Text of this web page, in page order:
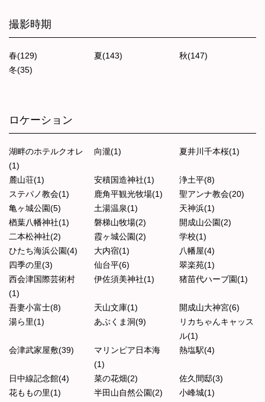
撮影時期
春(129) 夏(143)
秋(147)
冬(35)
ロケーション
湖畔のホテルクオレ
(1)
向瀧(1) 夏井川千本桜(1)
麓山荘(1) 安積国造神社(1)
浄土平(8)
ステパノ教会(1)
鹿角平観光牧場(1)
聖アンナ教会(20)
亀ヶ城公園(5)
土湯温泉(1)
天神浜(1)
楢葉八幡神社(1)
磐梯山牧場(2)
開成山公園(2)
二本松神社(2)
霞ヶ城公園(2)
学校(1)
ひたち海浜公園(4)
大内宿(1)
八幡屋(4)
四季の里(3)
仙台平(6)
翠楽苑(1)
西会津国際芸術村
(1)
伊佐須美神社(1) 猪苗代ハーブ園(1)
吾妻小富士(8) 天山文庫(1)
開成山大神宮(6)
湯ら里(1)
あぶくま洞(9)
リカちゃんキャッス
ル(1)
会津武家屋敷(39)
マリンピア日本海
(1)
熱塩駅(4)
日中線記念館(4) 菜の花畑(2)
佐久間邸(3)
花ももの里(1)
半田山自然公園(2)
小峰城(1)